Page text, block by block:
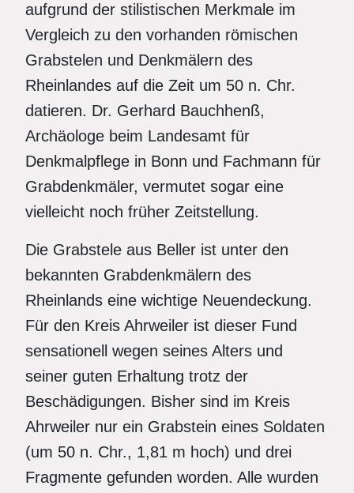
aufgrund der stilistischen Merkmale im
Vergleich zu den vorhanden römischen
Grabstelen und Denkmälern des
Rheinlandes auf die Zeit um 50 n. Chr.
datieren. Dr. Gerhard Bauchhenß,
Archäologe beim Landesamt für
Denkmalpflege in Bonn und Fachmann für
Grabdenkmäler, vermutet sogar eine
vielleicht noch früher Zeitstellung.
Die Grabstele aus Beller ist unter den
bekannten Grabdenkmälern des
Rheinlands eine wichtige Neuendeckung.
Für den Kreis Ahrweiler ist dieser Fund
sensationell wegen seines Alters und
seiner guten Erhaltung trotz der
Beschädigungen. Bisher sind im Kreis
Ahrweiler nur ein Grabstein eines Soldaten
(um 50 n. Chr., 1,81 m hoch) und drei
Fragmente gefunden worden. Alle wurden